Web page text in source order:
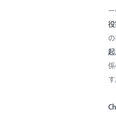
役
起
す